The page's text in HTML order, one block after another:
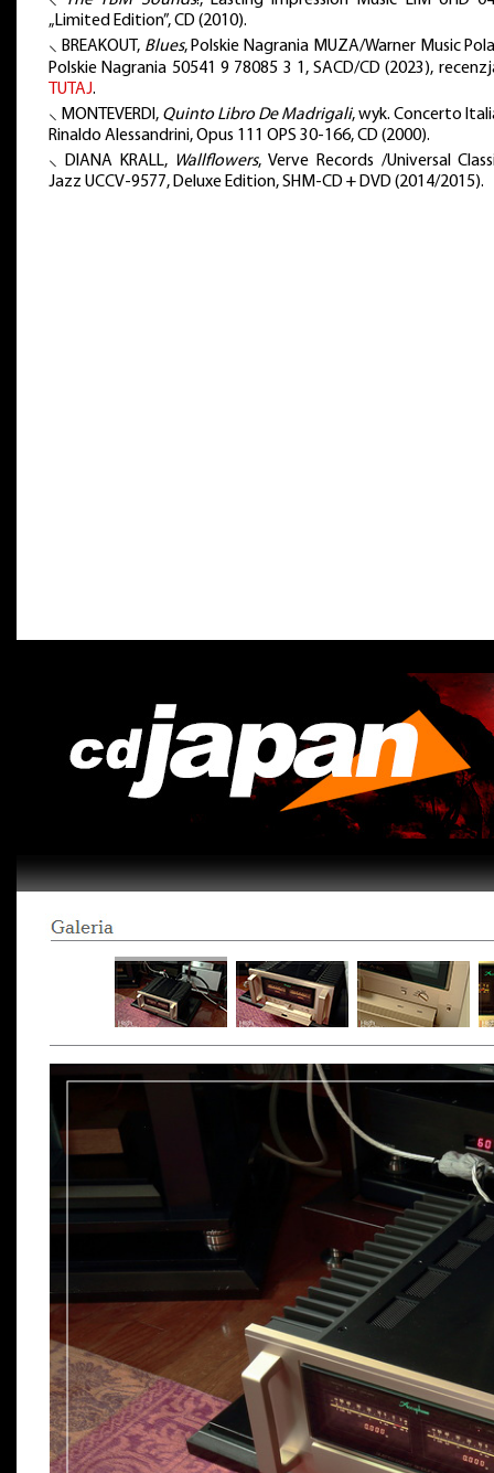
„Limited Edition”, CD (2010).
⸜ BREAKOUT, Blues, Polskie Nagrania MUZA/Warner Music
Polskie Nagrania 50541 9 78085 3 1, SACD/CD (2023),
TUTAJ.
⸜ MONTEVERDI, Quinto Libro De Madrigali, wyk. Concerto
Rinaldo Alessandrini, Opus 111 OPS 30-166, CD (2000).
⸜ DIANA KRALL,
Wallflowers, Verve Records /Universal
Jazz UCCV-9577, Deluxe Edition, SHM-CD + DVD (2014/2015).